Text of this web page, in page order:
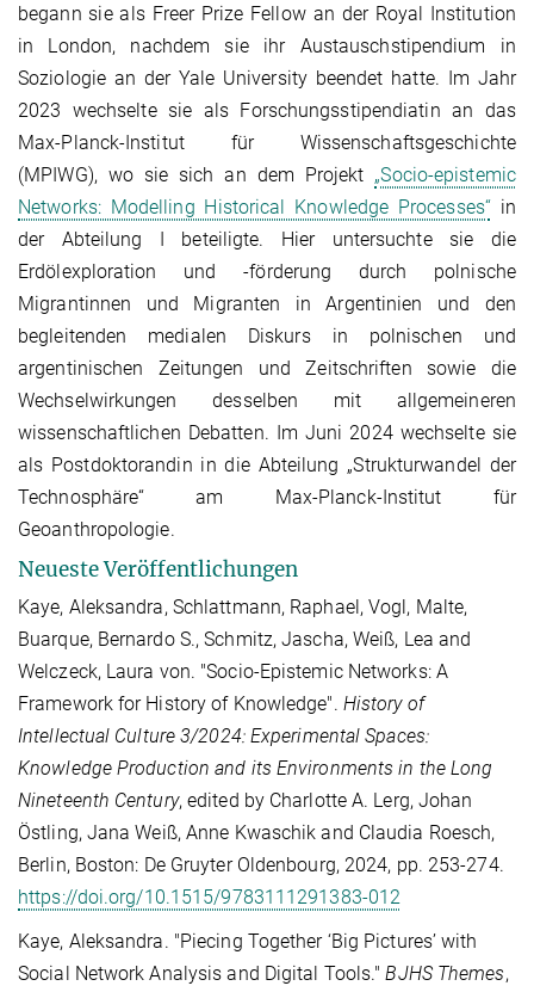
begann sie als Freer Prize Fellow an der Royal Institution
in London, nachdem sie ihr Austauschstipendium in
Soziologie an der Yale University beendet hatte. Im Jahr
2023 wechselte sie als Forschungsstipendiatin an das
Max-Planck-Institut für Wissenschaftsgeschichte
(MPIWG), wo sie sich an dem Projekt „Socio-epistemic
Networks: Modelling Historical Knowledge Processes“in
der Abteilung I beteiligte. Hier untersuchte sie die
Erdölexploration und -förderung durch polnische
Migrantinnen und Migranten in Argentinien und den
begleitenden medialen Diskurs in polnischen und
argentinischen Zeitungen und Zeitschriften sowie die
Wechselwirkungen desselben mit allgemeineren
wissenschaftlichen Debatten. Im Juni 2024 wechselte sie
als Postdoktorandin in die Abteilung „Strukturwandel der
Technosphäre“ am Max-Planck-Institut für
Geoanthropologie.
Neueste Veröffentlichungen
Kaye, Aleksandra, Schlattmann, Raphael, Vogl, Malte,
Buarque, Bernardo S., Schmitz, Jascha, Weiß, Lea and
Welczeck, Laura von. "Socio-Epistemic Networks: A
Framework for History of Knowledge". History of
Intellectual Culture 3/2024: Experimental Spaces:
Knowledge Production and its Environments in the Long
Nineteenth Century, edited by Charlotte A. Lerg, Johan
Östling, Jana Weiß, Anne Kwaschik and Claudia Roesch,
Berlin, Boston: De Gruyter Oldenbourg, 2024, pp. 253-274.
https://doi.org/10.1515/9783111291383-012
Kaye, Aleksandra. "Piecing Together ‘Big Pictures’ with
Social Network Analysis and Digital Tools."BJHS Themes,